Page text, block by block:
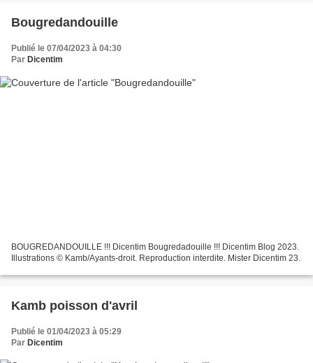
Bougredandouille
Publié le 07/04/2023 à 04:30
Par Dicentim
BOUGREDANDOUILLE !!! Dicentim Bougredadouille !!! Dicentim Blog 2023.
Illustrations © Kamb/Ayants-droit. Reproduction interdite. Mister Dicentim 23.
Kamb poisson d'avril
Publié le 01/04/2023 à 05:29
Par Dicentim